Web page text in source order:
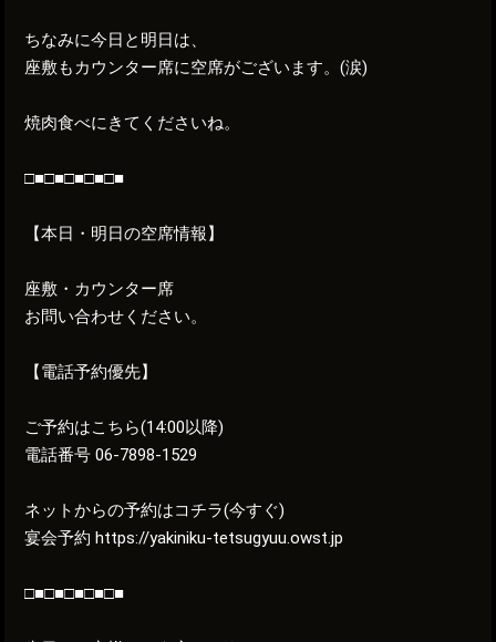
ちなみに今日と明日は、
座敷もカウンター席に空席がございます。(涙)
焼肉食べにきてくださいね。
□■□■□■□■□■
【本日・明日の空席情報】
座敷・カウンター席
お問い合わせください。
【電話予約優先】
ご予約はこちら(14:00以降)
電話番号 06-7898-1529
ネットからの予約はコチラ(今すぐ)
宴会予約 https://yakiniku-tetsugyuu.owst.jp
□■□■□■□■□■